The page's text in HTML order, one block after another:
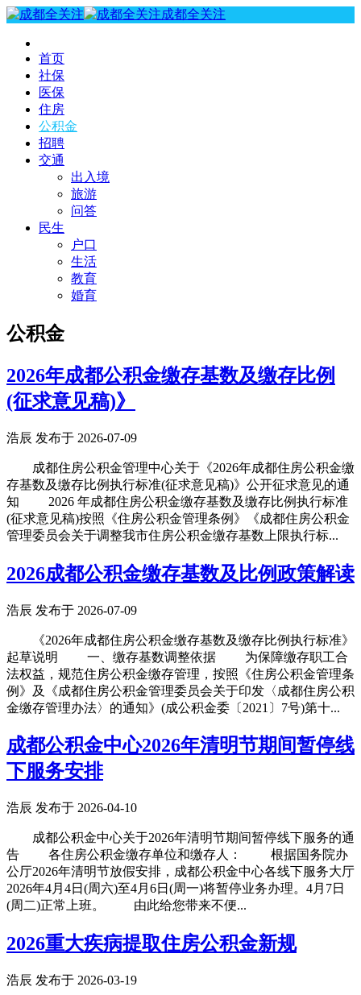
成都全关注
首页
社保
医保
住房
公积金
招聘
交通
出入境
旅游
问答
民生
户口
生活
教育
婚育
公积金
2026年成都公积金缴存基数及缴存比例
(征求意见稿)》
浩辰 发布于 2026-07-09
成都住房公积金管理中心关于《2026年成都住房公积金缴
存基数及缴存比例执行标准(征求意见稿)》公开征求意见的通
知 2026 年成都住房公积金缴存基数及缴存比例执行标准
(征求意见稿)按照《住房公积金管理条例》《成都住房公积金
管理委员会关于调整我市住房公积金缴存基数上限执行标...
2026成都公积金缴存基数及比例政策解读
浩辰 发布于 2026-07-09
《2026年成都住房公积金缴存基数及缴存比例执行标准》
起草说明 一、缴存基数调整依据 为保障缴存职工合
法权益，规范住房公积金缴存管理，按照《住房公积金管理条
例》及《成都住房公积金管理委员会关于印发〈成都住房公积
金缴存管理办法〉的通知》(成公积金委〔2021〕7号)第十...
成都公积金中心2026年清明节期间暂停线
下服务安排
浩辰 发布于 2026-04-10
成都公积金中心关于2026年清明节期间暂停线下服务的通
告 各住房公积金缴存单位和缴存人： 根据国务院办
公厅2026年清明节放假安排，成都公积金中心各线下服务大厅
2026年4月4日(周六)至4月6日(周一)将暂停业务办理。4月7日
(周二)正常上班。 由此给您带来不便...
2026重大疾病提取住房公积金新规
浩辰 发布于 2026-03-19